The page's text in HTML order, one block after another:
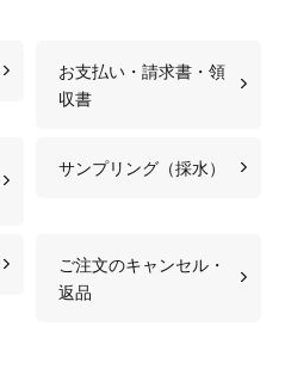
お支払い・請求書・領
収書
サンプリング（採水）
ご注文のキャンセル・
返品